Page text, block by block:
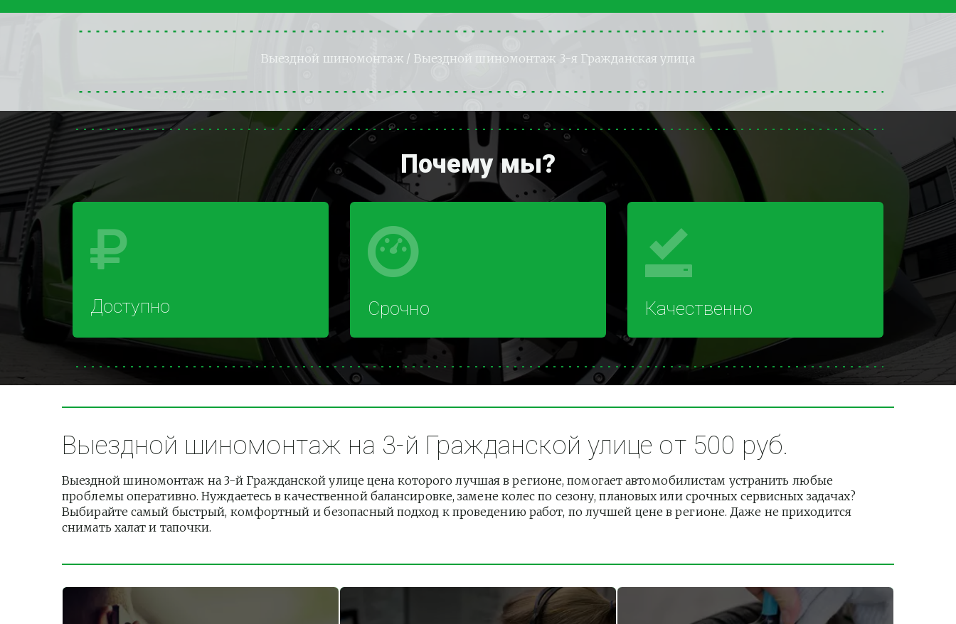
Выездной шиномонтаж / Выездной шиномонтаж 3-я Гражданская улица
Почему мы?
Доступно Срочно Качественно
Выездной шиномонтаж на 3-й Гражданской улице от 500 руб.
Выездной шиномонтаж на 3-й Гражданской улице цена которого лучшая в регионе, помогает автомобилистам устранить любые
проблемы оперативно. Нуждаетесь в качественной балансировке, замене колес по сезону, плановых или срочных сервисных задачах?
Выбирайте самый быстрый, комфортный и безопасный подход к проведению работ, по лучшей цене в регионе. Даже не приходится
снимать халат и тапочки.